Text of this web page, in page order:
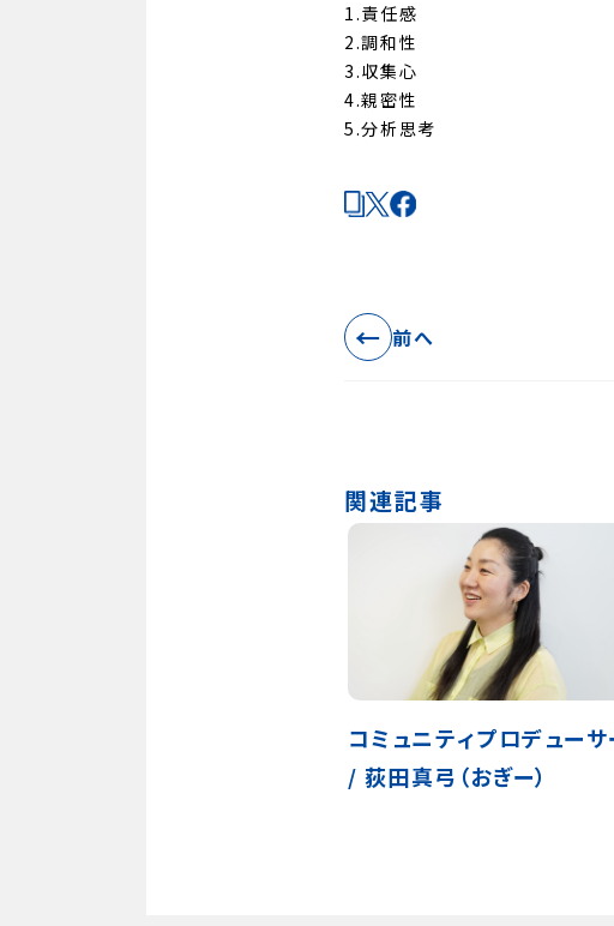
1.責任感
2.調和性
3.収集心
4.親密性
5.分析思考
← 前へ
関連記事
コミュニティプロデューサ
/ 荻田真弓（おぎー）